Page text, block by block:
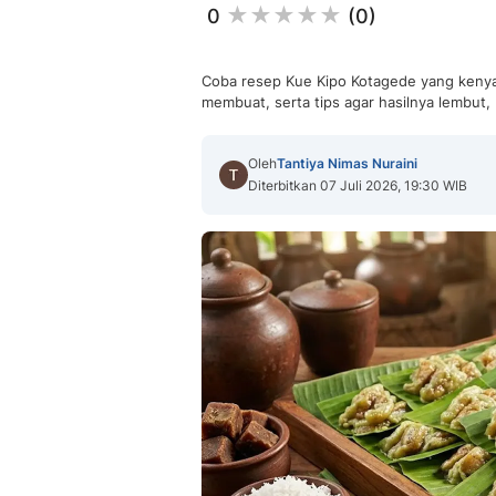
0 (0)
Coba resep Kue Kipo Kotagede yang
membuat, serta tips agar hasilnya lembut,
OlehTantiya Nimas Nuraini
Diterbitkan 07 Juli 2026, 19:30 WIB